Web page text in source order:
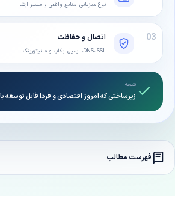
نوع میزبانی، منابع واقعی و مسیر ارتقا
03 اتصال و حفاظت
DNS، SSL، ایمیل، بکاپ و مانیتورینگ
نتیجه
زیرساختی که امروز اقتصادی و فردا قابل توسعه
فهرست مطالب